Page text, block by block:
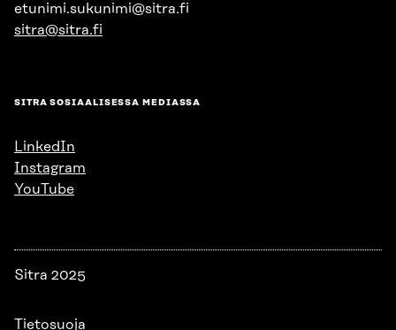
etunimi.sukunimi@sitra.fi
sitra@sitra.fi
SITRA SOSIAALISESSA MEDIASSA
LinkedIn
Instagram
YouTube
Sitra 2025
Tietosuoja